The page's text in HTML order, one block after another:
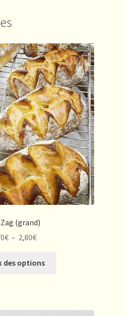
(grand)
€ – 2,80€Plage
prix :
des options